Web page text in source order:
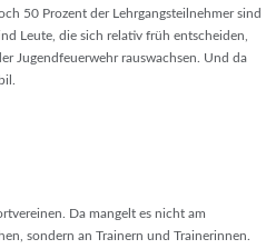
50 Prozent der Lehrgangsteilnehmer sind
Leute, die sich relativ früh entscheiden,
Jugendfeuerwehr rauswachsen. Und da
Da mangelt es nicht am
sondern an Trainern und Trainerinnen.